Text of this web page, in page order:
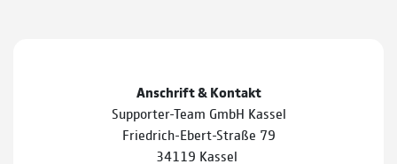
Anschrift & Kontakt
Supporter-Team GmbH Kassel
Friedrich-Ebert-Straße 79
34119 Kassel